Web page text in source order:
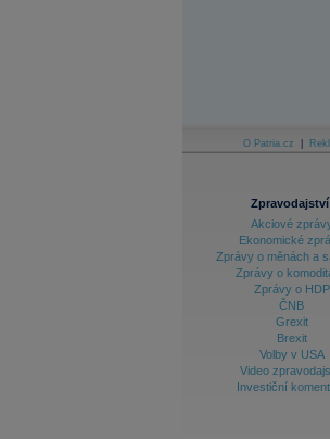
O Patria.cz
Akciové
Ekonomické
Zprávy o měnách a
Zprávy o
Zprávy o HDP
ČNB
Grexit
Brexit
Volby v USA
Video
Investiční